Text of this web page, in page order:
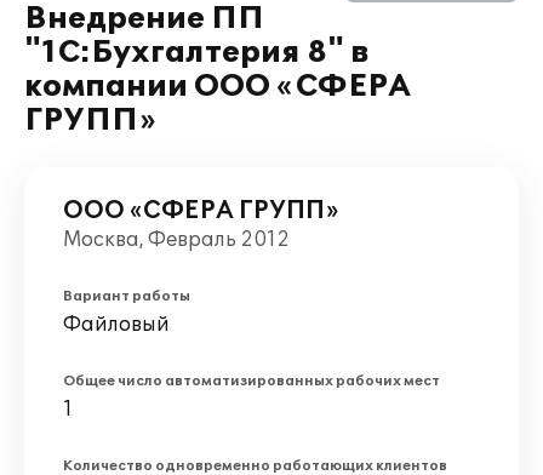
Внедрение ПП
"1С:Бухгалтерия 8" в
компании ООО «СФЕРА
ГРУПП»
ООО «СФЕРА ГРУПП»
Москва, Февраль 2012
Вариант работы
Файловый
Общее число автоматизированных рабочих мест
1
Количество одновременно работающих клиентов